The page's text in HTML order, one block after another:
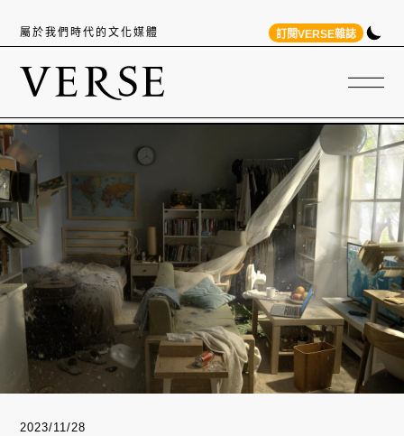
屬於我們時代的文化媒體 訂閱VERSE雜誌
2023/11/28